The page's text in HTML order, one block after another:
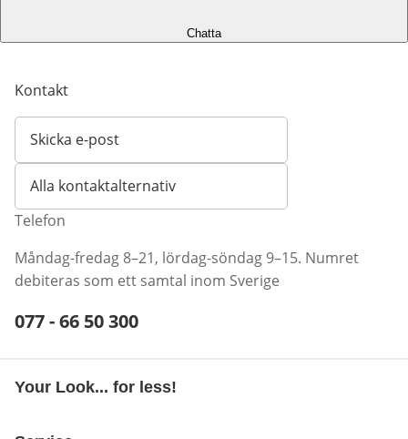
Chatta
Kontakt
Skicka e-post
Öppnar e-postklient
Alla kontaktalternativ
Telefon
Måndag-fredag 8–21, lördag-söndag 9–15. Numret
debiteras som ett samtal inom Sverige
Telefonnummer:
077 - 66 50 300
Your Look... for less!